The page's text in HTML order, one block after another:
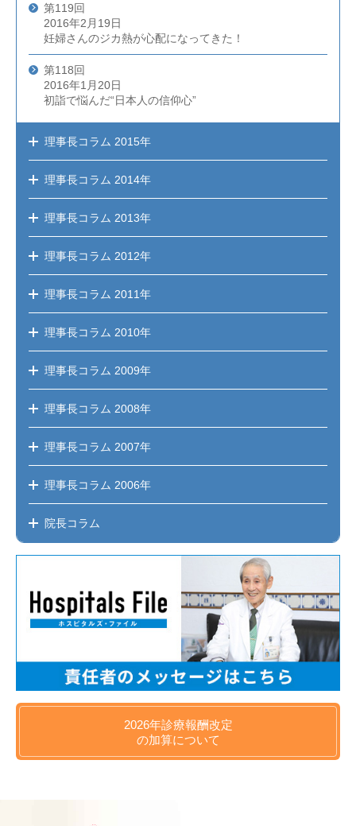
第119回
2016年2月19日
妊婦さんのジカ熱が心配になってきた！
第118回
2016年1月20日
初詣で悩んだ“日本人の信仰心”
理事長コラム 2015年
理事長コラム 2014年
理事長コラム 2013年
理事長コラム 2012年
理事長コラム 2011年
理事長コラム 2010年
理事長コラム 2009年
理事長コラム 2008年
理事長コラム 2007年
理事長コラム 2006年
院長コラム
2026年診療報酬改定
の加算について